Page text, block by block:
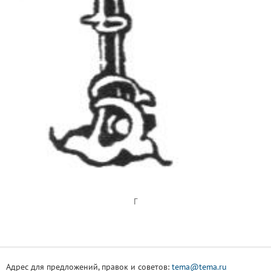
Г
Адрес для предложений, правок и советов: tema@tema.ru